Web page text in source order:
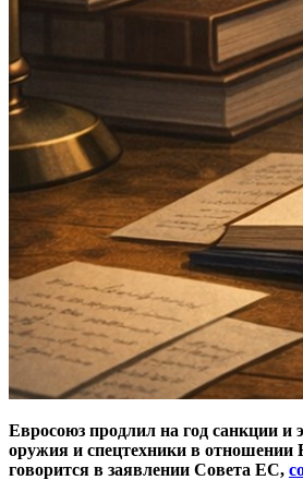
Евросоюз продлил на год санкции и
оружия и спецтехники в отношении
говорится в заявлении Совета ЕС,